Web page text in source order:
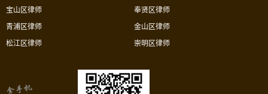
宝山区律师
青浦区律师
松江区律师
奉贤区律师
金山区律师
崇明区律师